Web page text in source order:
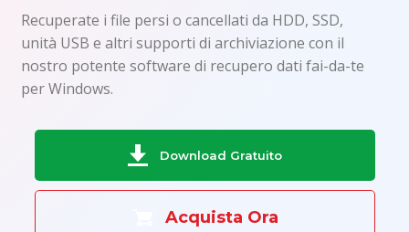
Cancellazione dei dati
File & Riparazione dei file
Recupero dati
Copertura Mediatica
Comunicati Stampa
Articoli
Recuperate i file persi o cancellati da HDD, SSD,
unità USB e altri supporti di archiviazione con il
nostro potente software di recupero dati fai-da-te
per Windows.
Download Gratuito
Acquista Ora